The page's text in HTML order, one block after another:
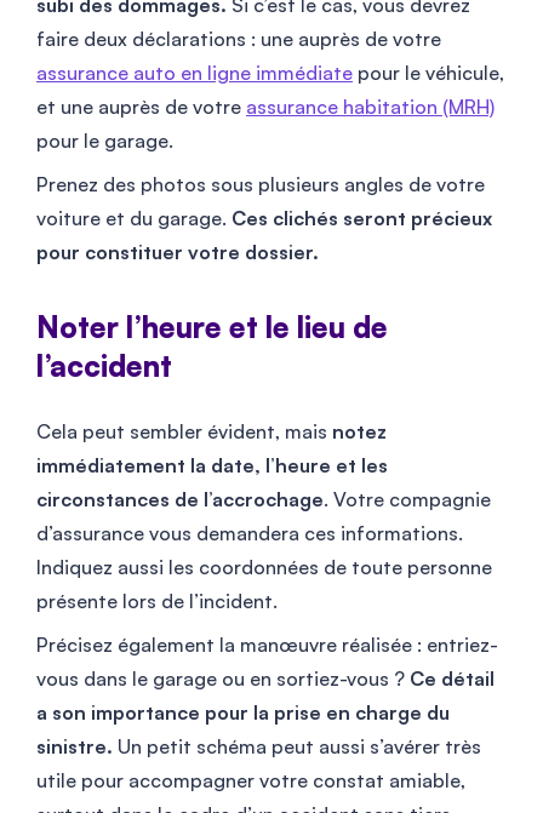
subi des dommages. Si c’est le cas, vous devrez
faire deux déclarations : une auprès de votre
assurance auto en ligne immédiate pour le véhicule,
et une auprès de votre assurance habitation (MRH)
pour le garage.
Prenez des photos sous plusieurs angles de votre
voiture et du garage. Ces clichés seront précieux
pour constituer votre dossier.
Noter l’heure et le lieu de
l’accident
Cela peut sembler évident, mais notez
immédiatement la date, l’heure et les
circonstances de l’accrochage. Votre compagnie
d’assurance vous demandera ces informations.
Indiquez aussi les coordonnées de toute personne
présente lors de l’incident.
Précisez également la manœuvre réalisée : entriez-
vous dans le garage ou en sortiez-vous ? Ce détail
a son importance pour la prise en charge du
sinistre. Un petit schéma peut aussi s’avérer très
utile pour accompagner votre constat amiable,